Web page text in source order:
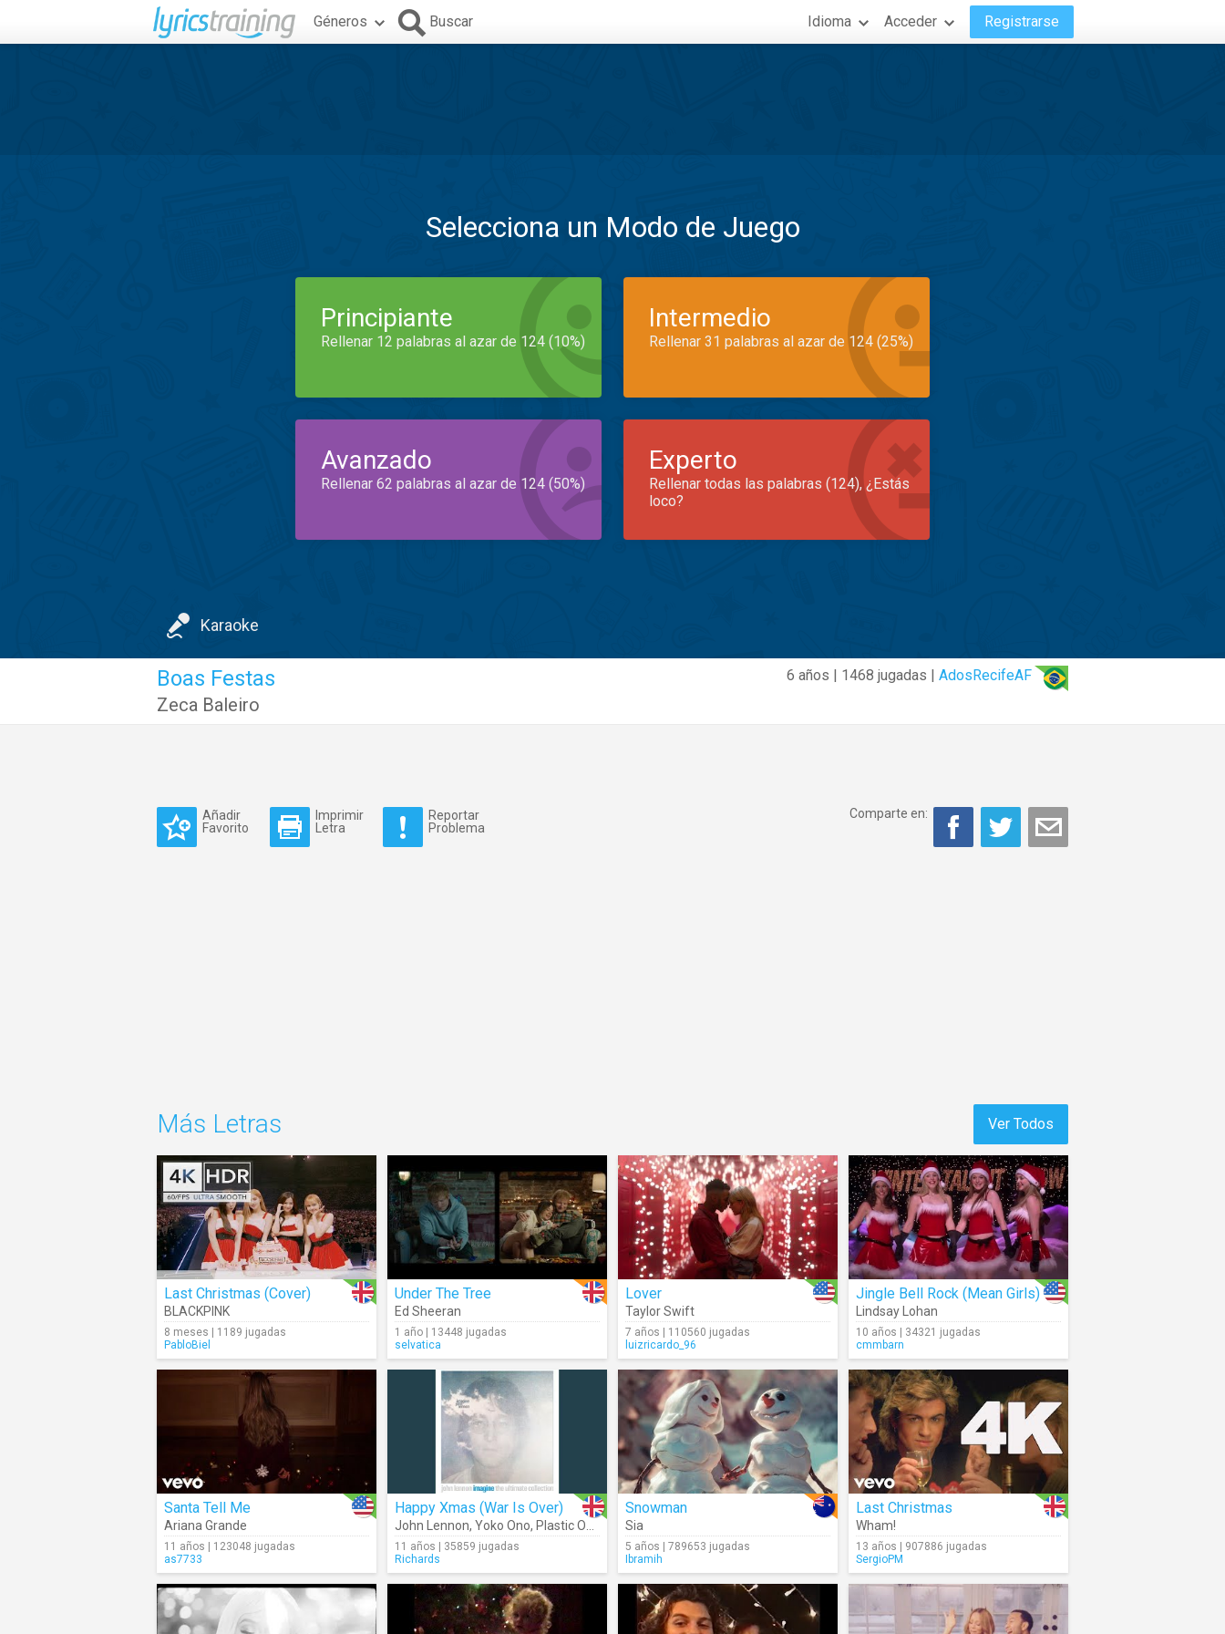
Géneros Buscar Idioma Acceder Registrarse
Selecciona un Modo de Juego
Principiante
Rellenar 12 palabras al azar de 124 (10%)
Intermedio
Rellenar 31 palabras al azar de 124 (25%)
Avanzado
Rellenar 62 palabras al azar de 124 (50%)
Experto
Rellenar todas las palabras (124), ¿Estás
loco?
Karaoke
6 años | 1468 jugadas | AdosRecifeAF
Boas Festas
Zeca Baleiro
Añadir
Favorito
Imprimir
Letra
Reportar
Problema
Comparte en:
Ver Todos
Más Letras
Last Christmas (Cover)
BLACKPINK
8 meses | 1189 jugadas
PabloBiel
Under The Tree
Ed Sheeran
1 año | 13448 jugadas
selvatica
Lover
Taylor Swift
7 años | 110560 jugadas
luizricardo_96
Jingle Bell Rock (Mean Girls)
Lindsay Lohan
10 años | 34321 jugadas
cmmbarn
Santa Tell Me
Ariana Grande
11 años | 123048 jugadas
as7733
Happy Xmas (War Is Over)
John Lennon, Yoko Ono, Plastic Ono Band
11 años | 35859 jugadas
Richards
Snowman
Sia
5 años | 789653 jugadas
Ibramih
Last Christmas
Wham!
13 años | 907886 jugadas
SergioPM